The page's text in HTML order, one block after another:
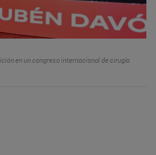
en un congreso internacional de cirugía